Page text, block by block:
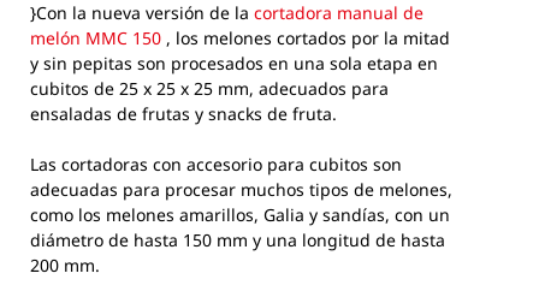
}Con la nueva versión de la cortadora manual de
melón MMC 150 , los melones cortados por la mitad
y sin pepitas son procesados en una sola etapa en
cubitos de 25 x 25 x 25 mm, adecuados para
ensaladas de frutas y snacks de fruta.
Las cortadoras con accesorio para cubitos son
adecuadas para procesar muchos tipos de melones,
como los melones amarillos, Galia y sandías, con un
diámetro de hasta 150 mm y una longitud de hasta
200 mm.